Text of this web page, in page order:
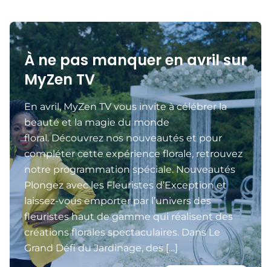
À ne pas manquer en avril sur
MyZen TV
En avril, MyZen TV vous invite à célébrer la
beauté et la magie du monde
floral. Découvrez nos nouveautés et pour
compléter cette expérience florale, retrouvez
notre programmation spéciale. Nouveautés
Plongez avec les Fleuristes d’Exception et
laissez-vous emporter par l’univers des
fleuristes haut de gamme qui réalisent des
créations florales spectaculaires. Dans Le
Grand Défi du Jardinage, des […]